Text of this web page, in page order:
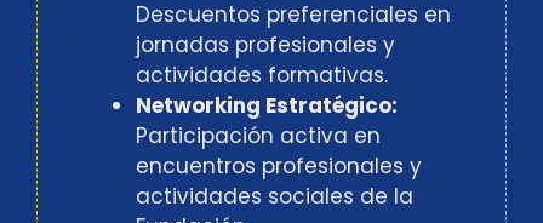
Descuentos preferenciales en
jornadas profesionales y
actividades formativas.
Networking Estratégico:
Participación activa en
encuentros profesionales y
actividades sociales de la